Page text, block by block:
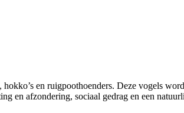
en ruigpoothoenders. Deze vogels
en afzondering, sociaal gedrag en een